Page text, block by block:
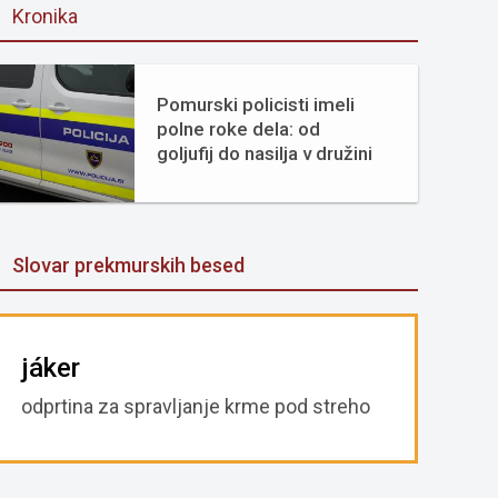
Kronika
Pomurski policisti imeli
polne roke dela: od
goljufij do nasilja v družini
Slovar prekmurskih besed
jáker
odprtina za spravljanje krme pod streho